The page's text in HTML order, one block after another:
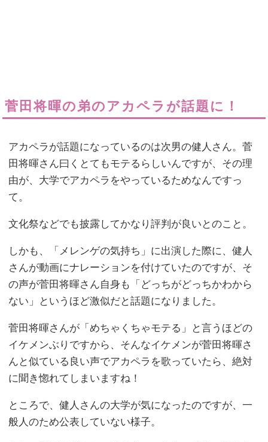
菅田将暉の弟のアカペラが話題に！
アカペラが話題になっているのは次男の健人さん。菅
田将暉さん曰くとてもモテるらしいんですが、その理
由が、大学でアカペラをやっているためなんですっ
て。
文化祭などでも披露してかなり評判が良いとのこと。
しかも、「メレンゲの気持ち」に出演した際に、健人
さんが動画にナレーションを付けていたのですが、そ
の声が菅田将暉さん自身も「どっちがどっちかわから
ない」というほど激似だと話題になりました。
菅田将暉さんが「めちゃくちゃモテる」と言うほどの
イケメンぶりですから、そんなイケメンが菅田将暉さ
んと似ている良い声でアカペラを歌っていたら、絶対
に聞き惚れてしまいますね！
ところで、健人さんの大学が気になったのですが、一
般人のため公表していない様子。